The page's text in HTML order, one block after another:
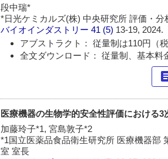
段中瑞*
*日光ケミカルズ(株) 中央研究所 評価・分
バイオインダストリー 41 (5) 13-19, 2024.
アブストラクト： 従量制は110円（
全文ダウンロード： 従量制、基本料
医療機器の生物学的安全性評価における
加藤玲子*1, 宮島敦子*2
*1国立医薬品食品衛生研究所 医療機器部
室 室長